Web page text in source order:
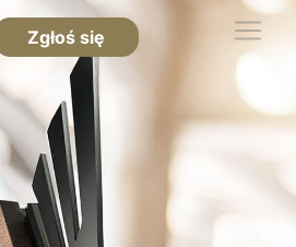
Zgłoś się